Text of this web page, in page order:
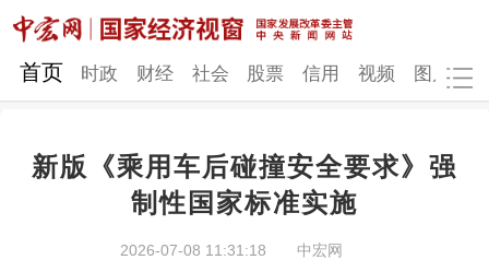
网站地图
财经 社会
图片
首页 时政 财经 社会 股票 信用 视频 图片
新版《乘用车后碰撞安全要求》强
制性国家标准实施
2026-07-08 11:31:18 中宏网